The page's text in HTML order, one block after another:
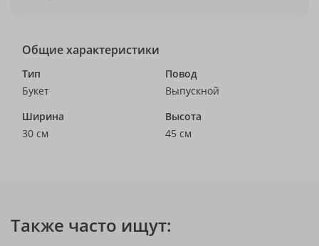
Общие характеристики
Тип
Букет
Повод
Выпускной
Ширина
30 см
Высота
45 см
Также часто ищут: